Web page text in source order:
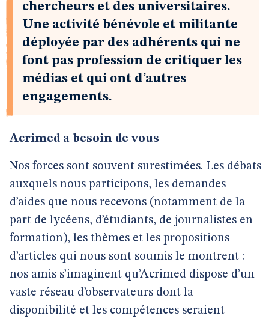
chercheurs et des universitaires.
Une activité bénévole et militante
déployée par des adhérents qui ne
font pas profession de critiquer les
médias et qui ont d’autres
engagements.
Acrimed a besoin de vous
Nos forces sont souvent surestimées. Les débats
auxquels nous participons, les demandes
d’aides que nous recevons (notamment de la
part de lycéens, d’étudiants, de journalistes en
formation), les thèmes et les propositions
d’articles qui nous sont soumis le montrent :
nos amis s’imaginent qu’Acrimed dispose d’un
vaste réseau d’observateurs dont la
disponibilité et les compétences seraient